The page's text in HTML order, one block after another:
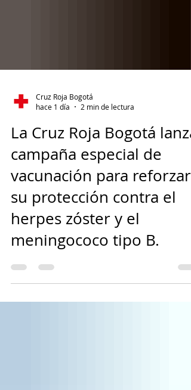
hace 1 día
2 min de lectura
La Cruz Roja Bogotá lanza
campaña especial de
vacunación para reforzar
su protección contra el
herpes zóster y el
meningococo tipo B.